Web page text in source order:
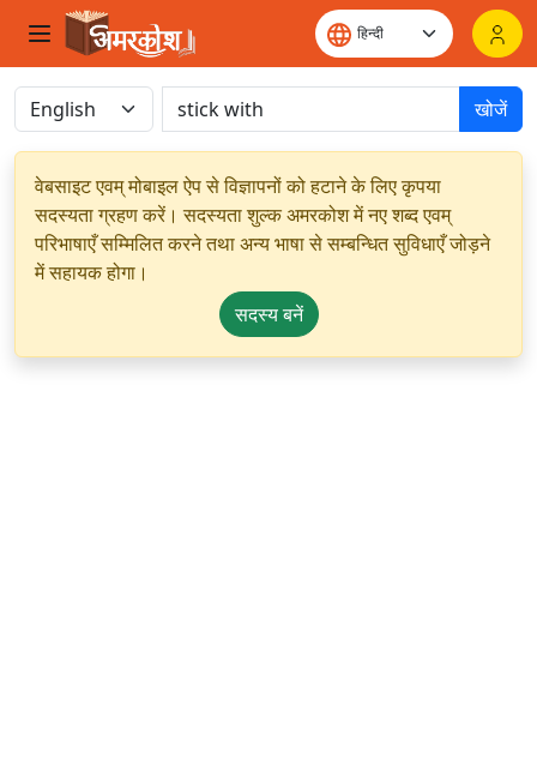
खोजें
वेबसाइट एवम् मोबाइल ऐप से विज्ञापनों को हटाने के लिए कृपया
सदस्यता ग्रहण करें। सदस्यता शुल्क अमरकोश में नए शब्द एवम्
परिभाषाएँ सम्मिलित करने तथा अन्य भाषा से सम्बन्धित सुविधाएँ जोड़ने
में सहायक होगा।
सदस्य बनें